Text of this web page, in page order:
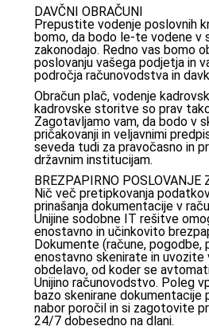
DAVČNI OBRAČUNI
Prepustite vodenje poslovnih
bomo, da bodo le-te vodene v
zakonodajo. Redno vas bomo
poslovanju vašega podjetja in
področja računovodstva in
Obračun plač, vodenje
kadrovske storitve so prav
Zagotavljamo vam, da bodo v
pričakovanji in veljavnimi
seveda tudi za pravočasno in
državnim institucijam.
BREZPAPIRNO
Nič več pretipkovanja
prinašanja dokumentacije v
Unijine sodobne IT rešitve
enostavno in učinkovito
Dokumente (račune, pogodbe,
enostavno skenirate in uvozite
obdelavo, od koder se
Unijino računovodstvo. Poleg
bazo skenirane
nabor poročil in si zagotovite
24/7 dobesedno na dlani.